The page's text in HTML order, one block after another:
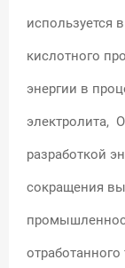
используется
кислотного
энергии в
электролита,
разработкой
сокращения